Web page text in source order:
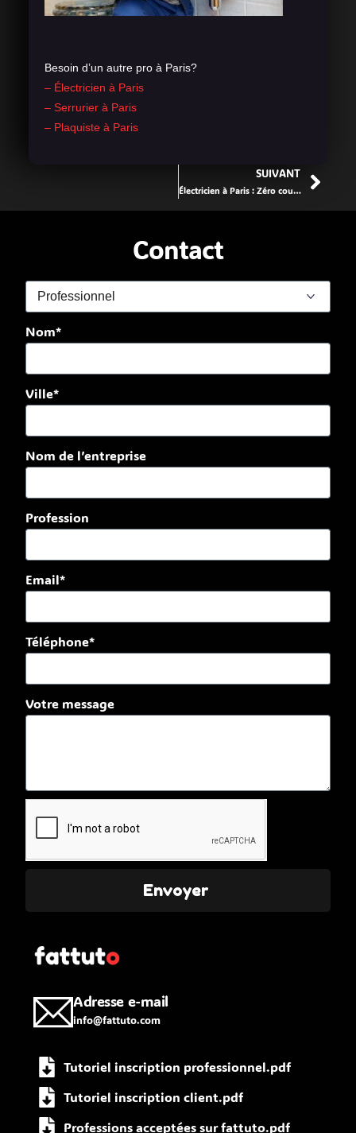
Besoin d’un autre pro à Paris?
– Électricien à Paris
– Serrurier à Paris
– Plaquiste à Paris
SUIVANT
Électricien à Paris : Zéro court-circuit avec Fattuto
Contact
Nom*
Ville*
Nom de l’entreprise
Profession
Email*
Téléphone*
Votre message
Envoyer
Adresse e-mail
info@fattuto.com
Tutoriel inscription professionnel.pdf
Tutoriel inscription client.pdf
Professions acceptées sur fattuto.pdf